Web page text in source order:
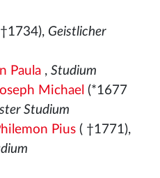
Geistlicher
Paula, Studium
Michael (*1677
Studium
Pius( †1771),